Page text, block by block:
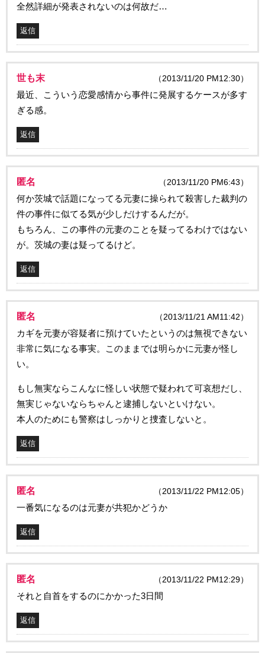
全然詳細が発表されないのは何故だ…
返信
世も末 （2013/11/20 PM12:30）
最近、こういう恋愛感情から事件に発展するケースが多す
ぎる感。
返信
匿名 （2013/11/20 PM6:43）
何か茨城で話題になってる元妻に操られて殺害した裁判の
件の事件に似てる気が少しだけするんだが。
もちろん、この事件の元妻のことを疑ってるわけではない
が。茨城の妻は疑ってるけど。
返信
匿名 （2013/11/21 AM11:42）
カギを元妻が容疑者に預けていたというのは無視できない
非常に気になる事実。このままでは明らかに元妻が怪し
い。
もし無実ならこんなに怪しい状態で疑われて可哀想だし、
無実じゃないならちゃんと逮捕しないといけない。
本人のためにも警察はしっかりと捜査しないと。
返信
匿名 （2013/11/22 PM12:05）
一番気になるのは元妻が共犯かどうか
返信
匿名 （2013/11/22 PM12:29）
それと自首をするのにかかった3日間
返信